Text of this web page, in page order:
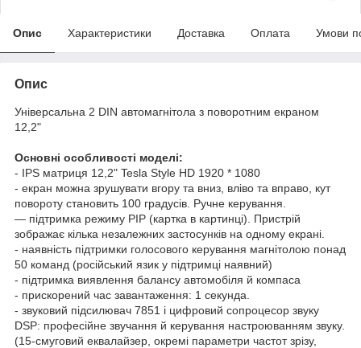
Опис Характеристики Доставка Оплата Умови
Опис
Універсальна 2 DIN автомагнітола з поворотним екраном
12,2"
Основні особливості моделі:
- IPS матриця 12,2" Tesla Style HD 1920 * 1080
- екран можна зрушувати вгору та вниз, вліво та вправо, кут
повороту становить 100 градусів. Ручне керування.
— підтримка режиму PIP (картка в картинці). Пристрій
зображає кілька незалежних застосунків на одному екрані.
- наявність підтримки голосового керування магнітолою понад
50 команд (російський язик у підтримці наявний)
- підтримка виявлення балансу автомобіля й компаса
- прискорений час завантаження: 1 секунда.
- звуковий підсилювач 7851 і цифровий сопроцесор звуку
DSP: професійне звучання й керування настроюванням звуку.
(15-смуговий еквалайзер, окремі параметри частот зрізу,